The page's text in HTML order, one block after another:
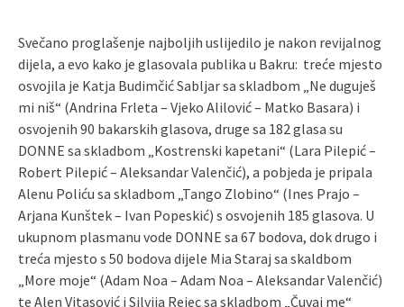
Svečano proglašenje najboljih uslijedilo je nakon revijalnog
dijela, a evo kako je glasovala publika u Bakru: treće mjesto
osvojila je Katja Budimčić Sabljar sa skladbom „Ne duguješ
mi niš“ (Andrina Frleta – Vjeko Alilović – Matko Basara) i
osvojenih 90 bakarskih glasova, druge sa 182 glasa su
DONNE sa skladbom „Kostrenski kapetani“ (Lara Pilepić –
Robert Pilepić – Aleksandar Valenčić), a pobjeda je pripala
Alenu Poliću sa skladbom „Tango Zlobino“ (Ines Prajo –
Arjana Kunštek – Ivan Popeskić) s osvojenih 185 glasova. U
ukupnom plasmanu vode DONNE sa 67 bodova, dok drugo i
treća mjesto s 50 bodova dijele Mia Staraj sa skaldbom
„More moje“ (Adam Noa – Adam Noa – Aleksandar Valenčić)
te Alen Vitasović i Silvija Rejec sa skladbom „Čuvaj me“